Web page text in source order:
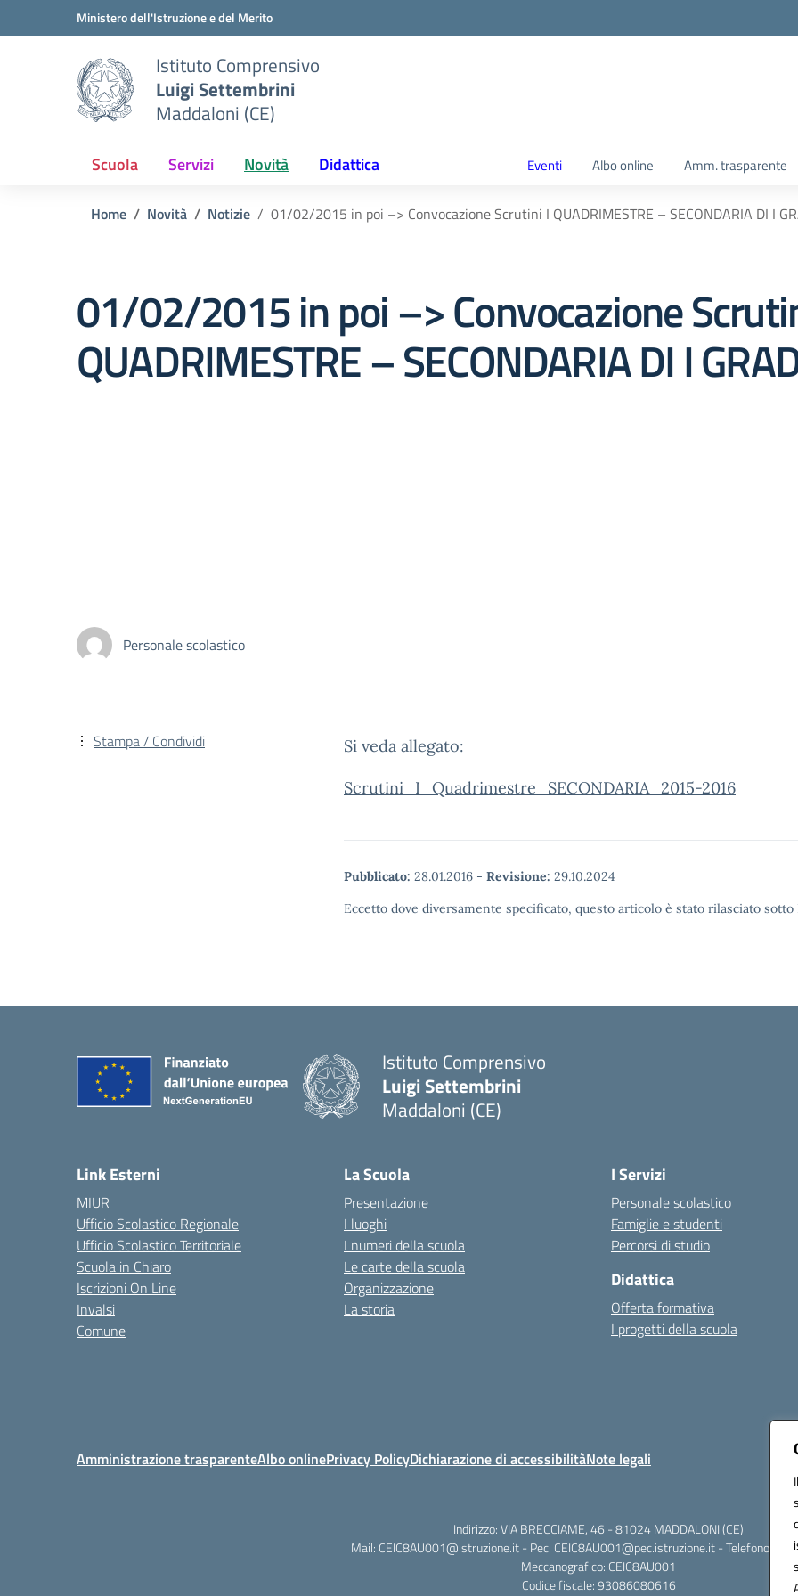
Vai ai contenuti
Vai al menu di navigazioneMinistero dell'Istruzione e del Merito
Istituto Comprensivo
Luigi Settembrini
Maddaloni (CE)
Scuola Servizi Novità Didattica Eventi Albo online Amm. trasparente
Home Novità Notizie 01/02/2015 in poi –> Convocazione Scrutini I QUADRIMESTRE – SECONDARIA DI I
01/02/2015 in poi –> Convocazione
QUADRIMESTRE – SECONDARIA DI I
Personale scolastico
Si veda allegato:
Scrutini_I_Quadrimestre_SECONDARIA_2015-2016
Pubblicato: 28.01.2016 - Revisione: 29.10.2024
Eccetto dove diversamente specificato, questo articolo è stato rilasciato
Stampa / Condividi
Istituto Comprensivo
Luigi Settembrini
Maddaloni (CE)
Link Esterni
MIUR
Ufficio Scolastico Regionale
Ufficio Scolastico Territoriale
Scuola in Chiaro
Iscrizioni On Line
Invalsi
Comune
La Scuola
Presentazione
I luoghi
I numeri della scuola
Le carte della scuola
Organizzazione
La storia
I Servizi
Personale scolastico
Famiglie e studenti
Percorsi di studio
Didattica
Offerta formativa
I progetti della scuola
Amministrazione trasparenteAlbo onlinePrivacy PolicyDichiarazione di accessibilitàNote legali
Indirizzo: VIA BRECCIAME, 46 - 81024 MADDALONI (CE)
Mail: CEIC8AU001@istruzione.it - Pec: CEIC8AU001@pec.istruzione.it - Telefono:
Meccanografico: CEIC8AU001
Codice fiscale: 93086080616